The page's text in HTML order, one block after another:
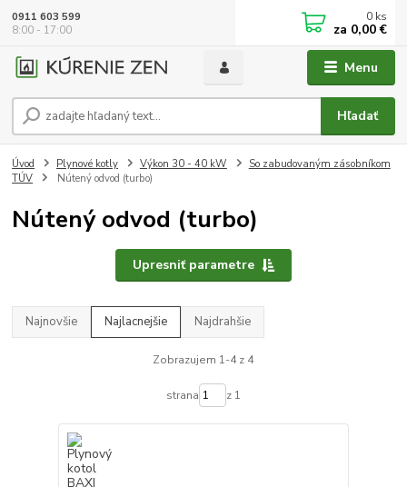
Menu
Hľadať
0911 603 599
8:00 - 17:00
0 ks
za 0,00 €
Úvod Plynové kotly Výkon 30 - 40 kW
So zabudovaným zásobníkom
TÚV
Nútený odvod (turbo)
Nútený odvod (turbo)
Upresniť parametre
Najnovšie Najlacnejšie Najdrahšie
Zobrazujem 1-4 z 4
strana z 1